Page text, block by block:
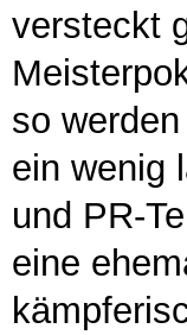
versteckt
so
ein wenig
und PR-
eine